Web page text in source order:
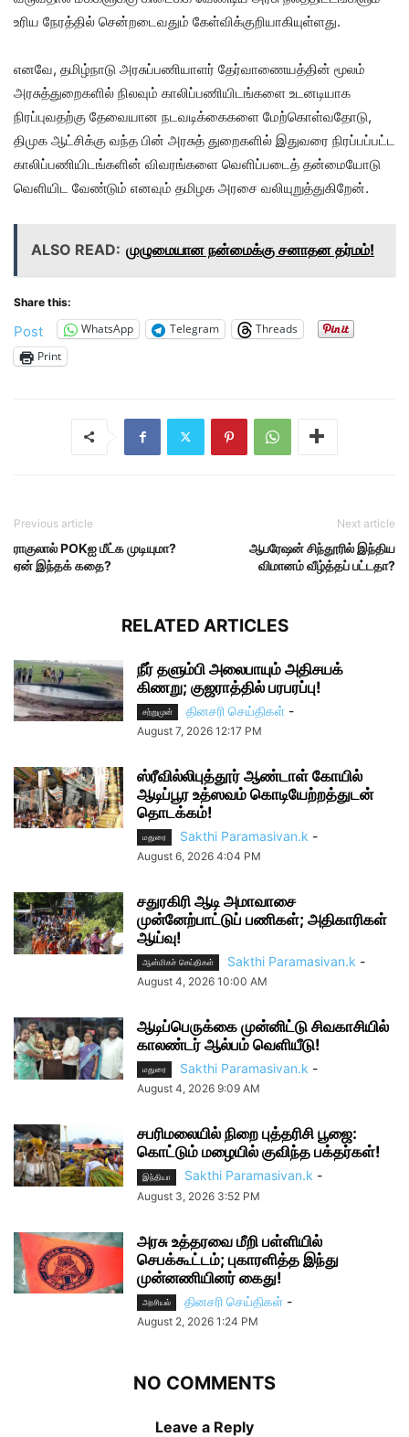
உரிய நேரத்தில் சென்றடைவதும் கேள்விக்குறியாகியுள்ளது.
எனவே, தமிழ்நாடு அரசுப்பணியாளர் தேர்வாணையத்தின் மூலம்
அரசுத்துறைகளில் நிலவும் காலிப்பணியிடங்களை உடனடியாக
நிரப்புவதற்கு தேவையான நடவடிக்கைகளை மேற்கொள்வதோடு,
திமுக ஆட்சிக்கு வந்த பின் அரசுத் துறைகளில் இதுவரை நிரப்பப்பட்ட
காலிப்பணியிடங்களின் விவரங்களை வெளிப்படைத் தன்மையோடு
வெளியிட வேண்டும் எனவும் தமிழக அரசை வலியுறுத்துகிறேன்.
ALSO READ: முழுமையான நன்மைக்கு சனாதன தர்மம்!
Share this:
Post WhatsApp Telegram
Threads
Print
Previous article
ராகுலால் POKஐ மீட்க முடியுமா?
ஏன் இந்தக் கதை?
Next article
ஆபரேஷன் சிந்தூரில் இந்திய
விமானம் வீழ்த்தப் பட்டதா?
RELATED ARTICLES
நீர் தளும்பி அலைபாயும் அதிசயக்
கிணறு; குஜராத்தில் பரபரப்பு!
சற்றுமுன் தினசரி செய்திகள் -
August 7, 2026 12:17 PM
ஸ்ரீவில்லிபுத்தூர் ஆண்டாள் கோயில்
ஆடிப்பூர உத்ஸவம் கொடியேற்றத்துடன்
தொடக்கம்!
மதுரை Sakthi Paramasivan.k -
August 6, 2026 4:04 PM
சதுரகிரி ஆடி அமாவாசை
முன்னேற்பாட்டுப் பணிகள்; அதிகாரிகள்
ஆய்வு!
ஆன்மிகச் செய்திகள் Sakthi Paramasivan.k -
August 4, 2026 10:00 AM
ஆடிப்பெருக்கை முன்னிட்டு சிவகாசியில்
காலண்டர் ஆல்பம் வெளியீடு!
மதுரை Sakthi Paramasivan.k -
August 4, 2026 9:09 AM
சபரிமலையில் நிறை புத்தரிசி பூஜை:
கொட்டும் மழையில் குவிந்த பக்தர்கள்!
இந்தியா Sakthi Paramasivan.k -
August 3, 2026 3:52 PM
அரசு உத்தரவை மீறி பள்ளியில்
செபக்கூட்டம்; புகாரளித்த இந்து
முன்னணியினர் கைது!
அரசியல் தினசரி செய்திகள் -
August 2, 2026 1:24 PM
NO COMMENTS
Leave a Reply